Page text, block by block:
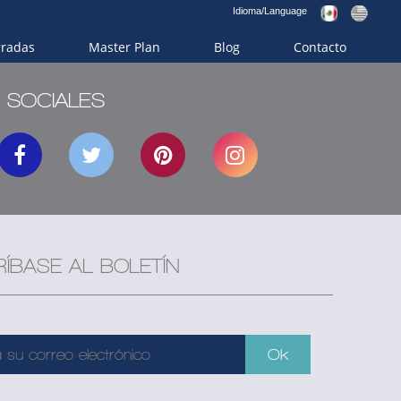
Idioma/Language
Master Plan Blog Contacto
SOCIALES
AL BOLETÍN